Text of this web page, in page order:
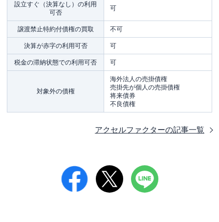
設立すぐ（決算なし）の利用
可否
可
譲渡禁止特約付債権の買取 不可
決算が赤字の利用可否 可
税金の滞納状態での利用可否 可
対象外の債権
海外法人の売掛債権
売掛先が個人の売掛債権
将来債券
不良債権
アクセルファクターの記事一覧